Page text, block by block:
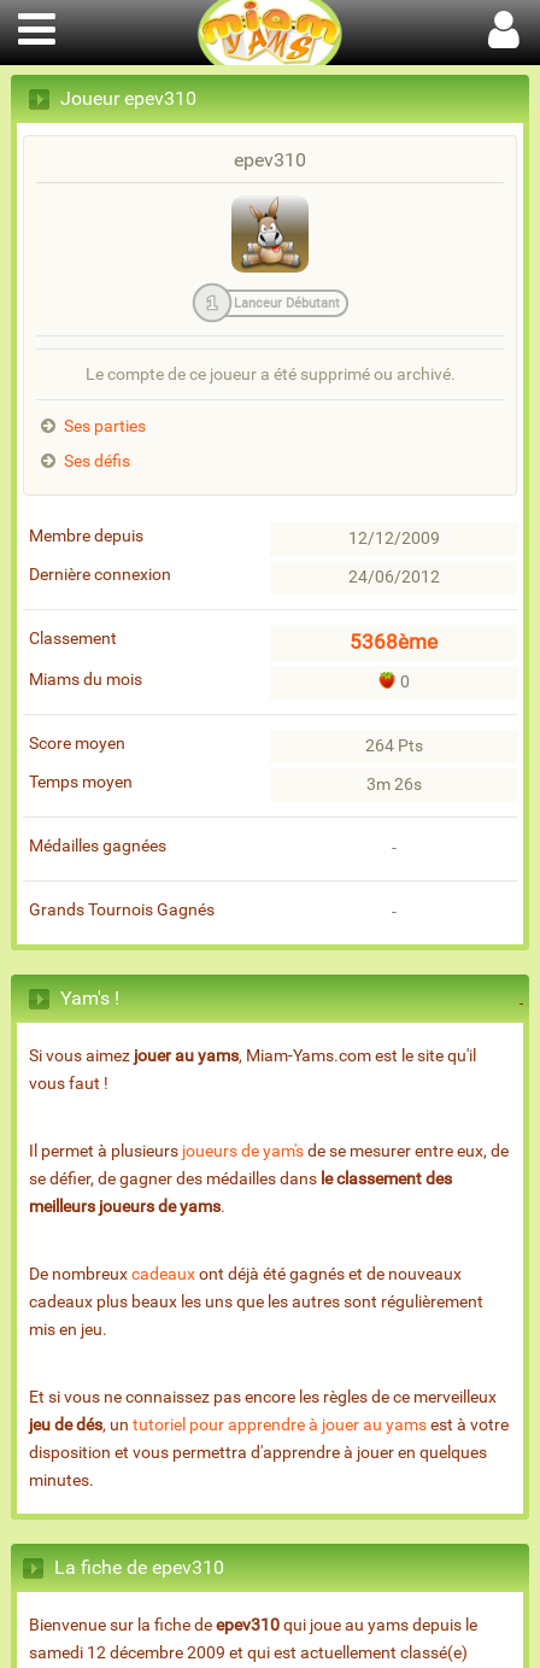
Joueur epev310
epev310
1 Lanceur Débutant
Le compte de ce joueur a été supprimé ou archivé.
Ses parties
Ses défis
Membre depuis
12/12/2009
Dernière connexion
24/06/2012
Classement 5368ème
Miams du mois 0
Score moyen
264 Pts
Temps moyen
3m 26s
Médailles gagnées -
Grands Tournois Gagnés -
Yam's !
Si vous aimez jouer au yams, Miam-Yams.com est le site qu'il
vous faut !
Il permet à plusieurs joueurs de yam'sde se mesurer entre eux, de
se défier, de gagner des médailles dans le classement des
meilleurs joueurs de yams.
De nombreuxcadeauxont déjà été gagnés et de nouveaux
cadeaux plus beaux les uns que les autres sont régulièrement
mis en jeu.
Et si vous ne connaissez pas encore les règles de ce merveilleux
jeu de dés, un tutoriel pour apprendre à jouer au yamsest à votre
disposition et vous permettra d'apprendre à jouer en quelques
minutes.
La fiche de epev310
Bienvenue sur la fiche deepev310qui joue au yams depuis le
samedi 12 décembre 2009 et qui est actuellement classé(e)